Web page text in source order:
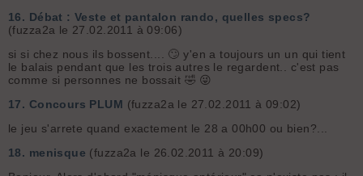
16. Débat : Veste et pantalon rando, quelles specs?
(fuzza2a le 27.02.2011 à 09:06)
si si chez nous ils bossent.... 🙄 y'en a toujours un un qui tient
le balais pendant que les trois autres le regardent.. c'est pas
comme si personnes ne bossait 🤣 😜
17. Concours PLUM (fuzza2a le 27.02.2011 à 09:02)
le jeu s'arrete quand exactement le 28 a 00h00 ou bien?...
18. menisque (fuzza2a le 26.02.2011 à 20:09)